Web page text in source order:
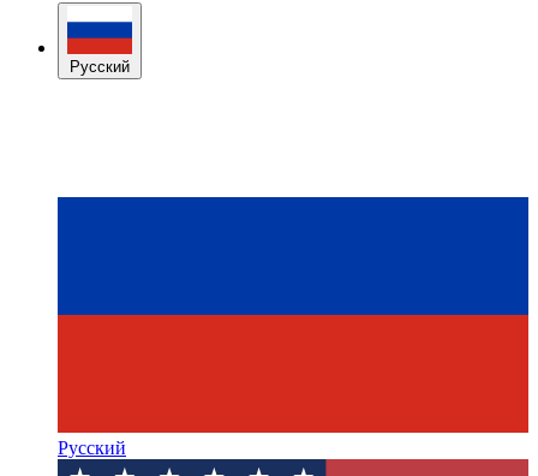
Русский
Русский